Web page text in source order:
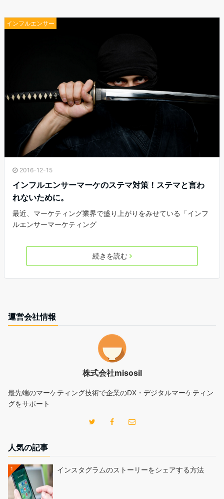
インフルエンサー
2016-12-15
インフルエンサーマーケのステマ対策！ステマと言わ
れないために。
最近、マーケティング業界で盛り上がりをみせている「インフ
ルエンサーマーケティング
続きを読む
運営会社情報
株式会社misosil
最先端のマーケティング技術で企業のDX・デジタルマーケティン
グをサポート
人気の記事
1 インスタグラムのストーリーをシェアする方法